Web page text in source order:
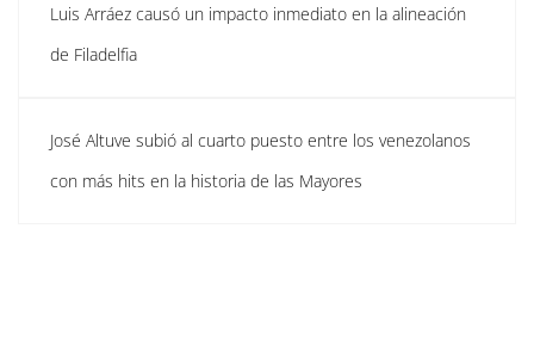
Luis Arráez causó un impacto inmediato en la alineación
de Filadelfia
José Altuve subió al cuarto puesto entre los venezolanos
con más hits en la historia de las Mayores